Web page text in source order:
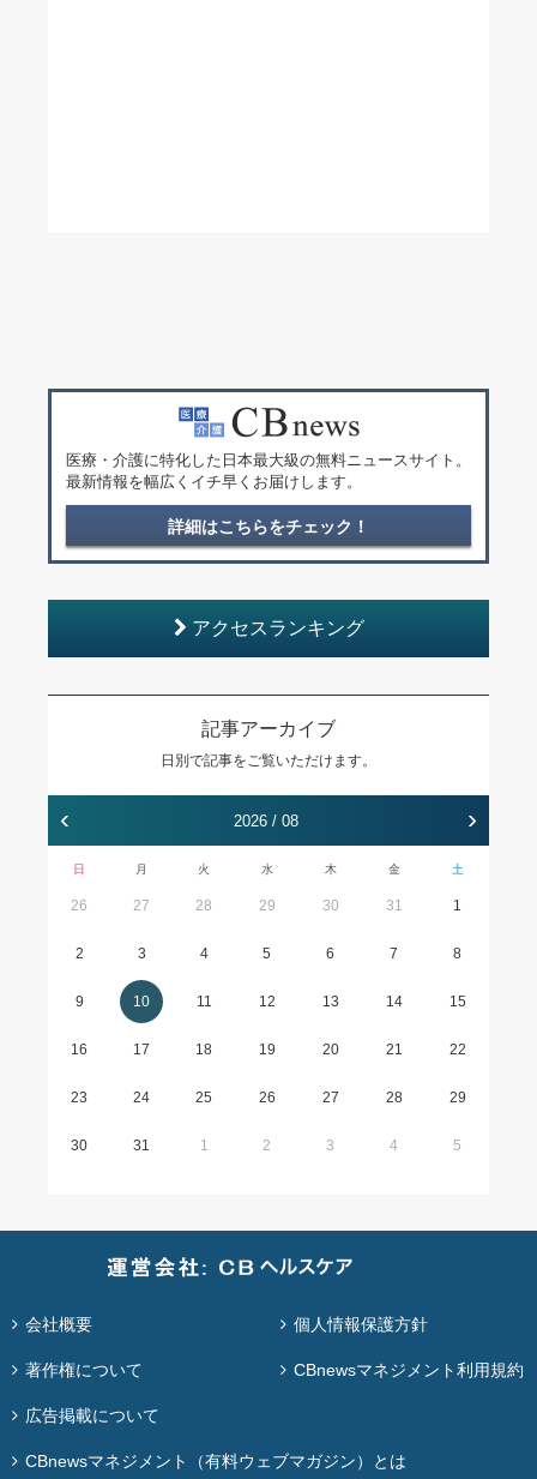
医療・介護に特化した日本最大級の無料ニュースサイト。
最新情報を幅広くイチ早くお届けします。
詳細はこちらをチェック！
アクセスランキング
記事アーカイブ
日別で記事をご覧いただけます。
‹ 2026 / 08 ›
日 月 火 水 木 金 土
26 27 28 29 30 31 1
2 3 4 5 6 7 8
9 10 11 12 13 14 15
16 17 18 19 20 21 22
23 24 25 26 27 28 29
30 31 1 2 3 4 5
会社概要 個人情報保護方針
著作権について CBnewsマネジメント利用規約
広告掲載について
CBnewsマネジメント（有料ウェブマガジン）とは